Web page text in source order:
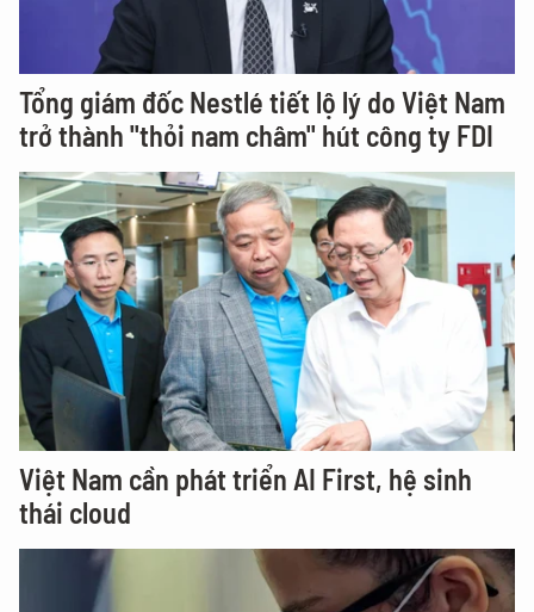
Tổng giám đốc Nestlé tiết lộ lý do Việt Nam
trở thành "thỏi nam châm" hút công ty FDI
Việt Nam cần phát triển AI First, hệ sinh
thái cloud